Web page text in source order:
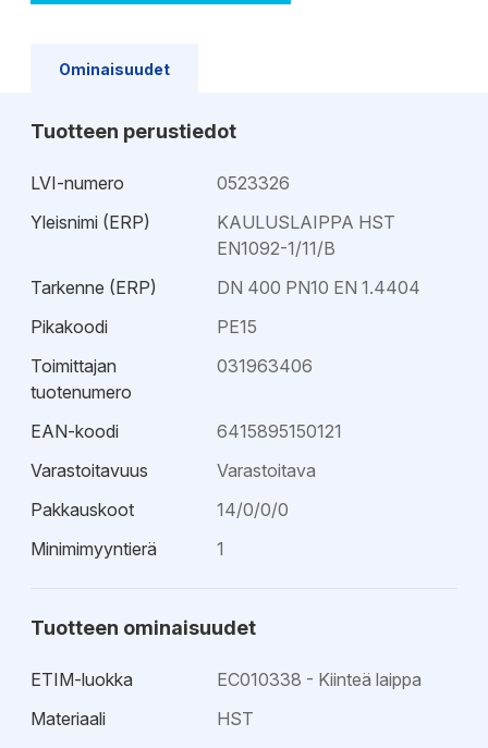
Ominaisuudet
Tuotteen perustiedot
LVI-numero
0523326
Yleisnimi (ERP)
KAULUSLAIPPA HST
EN1092-1/11/B
Tarkenne (ERP)
DN 400 PN10 EN 1.4404
Pikakoodi
PE15
Toimittajan
tuotenumero
031963406
EAN-koodi
6415895150121
Varastoitavuus
Varastoitava
Pakkauskoot
14/0/0/0
Minimimyyntierä
1
Tuotteen ominaisuudet
ETIM-luokka
EC010338 - Kiinteä laippa
Materiaali
HST